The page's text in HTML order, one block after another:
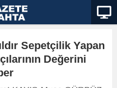
Sepetçilik Yapan
Değerini